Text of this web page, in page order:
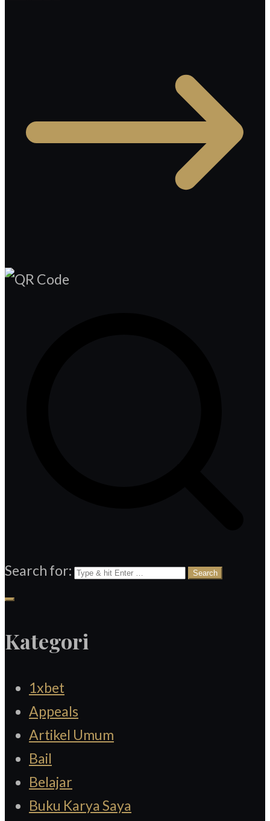
Search for:
Kategori
1xbet
Appeals
Artikel Umum
Bail
Belajar
Buku Karya Saya